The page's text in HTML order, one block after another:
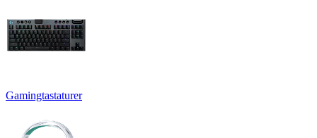
Gamingtastaturer